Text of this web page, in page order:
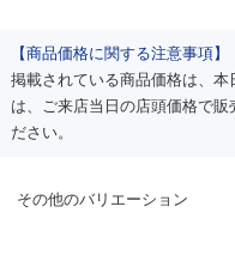
【商品価格に関する注意事項】
掲載されている商品価格は、
は、ご来店当日の店頭価格で販
ださい。
その他のバリエーション